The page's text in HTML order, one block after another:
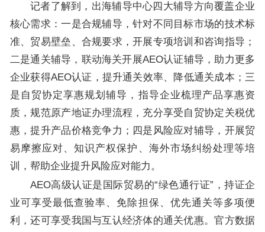
记者了解到，出海辅导中心四大辅导方向覆盖企业
核心需求：一是合规辅导，针对不同目标市场的技术标
准、贸易壁垒、合规要求，开展专项培训和咨询指导；
二是通关辅导，联动海关开展AEO认证辅导，助力更多
企业获得AEO认证，提升通关效率、降低通关成本；三
是自贸协定享惠规划辅导，指导企业梳理产品享惠资
质，规范原产地证办理流程，充分享受自贸协定关税优
惠，提升产品价格竞争力；四是风险应对辅导，开展贸
易摩擦应对、知识产权保护、海外市场纠纷处理等培
训，帮助企业提升风险应对能力。
AEO高级认证是国际贸易的“绿色通行证”，持证企
业可享受最低查验率、免除担保、优先通关等多项便
利，还可享受我国与互认经济体的通关优惠。官方数据